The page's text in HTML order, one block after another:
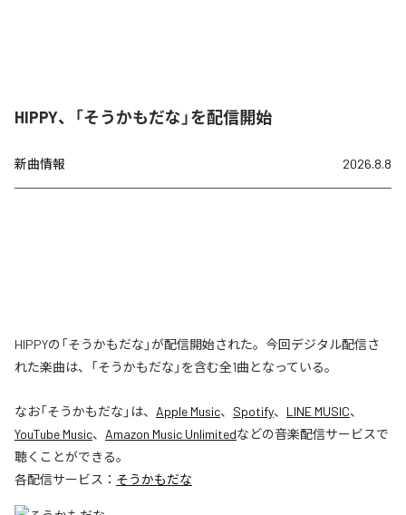
HIPPY、「そうかもだな」を配信開始
新曲情報 2026.8.8
HIPPYの「そうかもだな」が配信開始された。今回デジタル配信さ
れた楽曲は、「そうかもだな」を含む全1曲となっている。
なお「そうかもだな 」は、 Apple Music、 Spotify、 LINE MUSIC、
YouTube Music、 Amazon Music Unlimitedなどの音楽配信サービスで
聴くことができる。
各配信サービス： そうかもだな